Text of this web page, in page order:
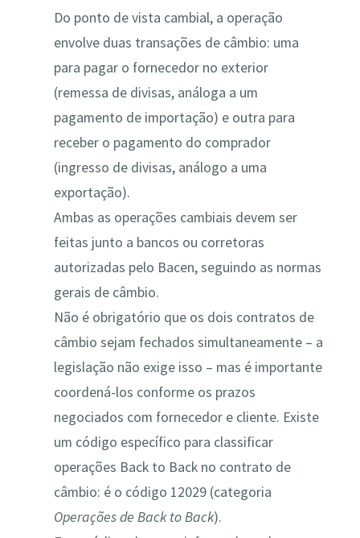
Do ponto de vista cambial, a operação
envolve duas transações de câmbio: uma
para pagar o fornecedor no exterior
(remessa de divisas, análoga a um
pagamento de importação) e outra para
receber o pagamento do comprador
(ingresso de divisas, análogo a uma
exportação).
Ambas as operações cambiais devem ser
feitas junto a bancos ou corretoras
autorizadas pelo Bacen, seguindo as normas
gerais de câmbio​.
Não é obrigatório que os dois contratos de
câmbio sejam fechados simultaneamente – a
legislação não exige isso – mas é importante
coordená-los conforme os prazos
negociados com fornecedor e cliente. Existe
um código específico para classificar
operações Back to Back no contrato de
câmbio: é o código 12029 (categoria
Operações de Back to Back)​.